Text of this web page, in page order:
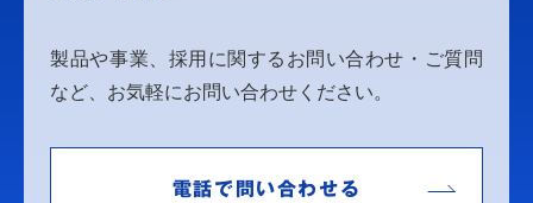
製品や事業、採用に関するお問い合わせ・ご質問
など、お気軽にお問い合わせください。
電話で問い合わせる